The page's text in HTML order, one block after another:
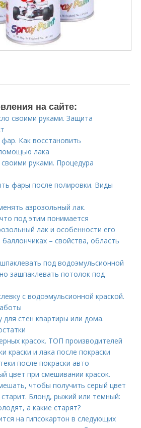
на сайте:
своими руками. Защита
Как восстановить
лака
руками. Процедура
фары после полировки. Виды
аэрозольный лак.
под этим понимается
лак и особенности его
– свойства, область
под водоэмульсионной
зашпаклевать потолок под
с водоэмульсионной краской.
для стен квартиры или дома.
красок. ТОП производителей
краски и лака после покраски
после покраски авто
цвет при смешивании красок.
чтобы получить серый цвет
Блонд, рыжий или темный:
а какие старят?
на гипсокартон в следующих